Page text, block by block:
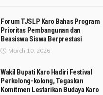
Forum TJSLP Karo Bahas Program
Prioritas Pembangunan dan
Beasiswa Siswa Berprestasi
March 10, 2026
Wakil Bupati Karo Hadiri Festival
Perkolong-kolong, Tegaskan
Komitmen Lestarikan Budaya Karo